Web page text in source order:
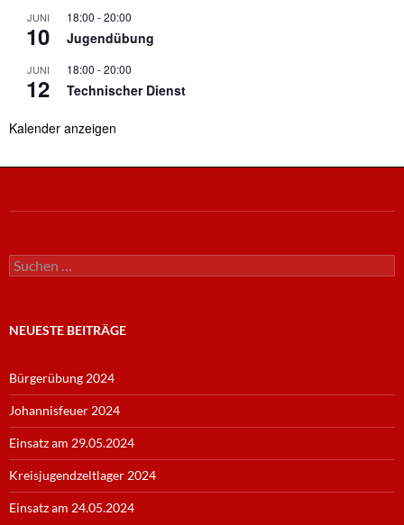
JUNI
10
18:00 -20:00
Jugendübung
JUNI
12
18:00 -20:00
Technischer Dienst
Kalender anzeigen
Suche
nach:
NEUESTE BEITRÄGE
Bürgerübung 2024
Johannisfeuer 2024
Einsatz am 29.05.2024
Kreisjugendzeltlager 2024
Einsatz am 24.05.2024